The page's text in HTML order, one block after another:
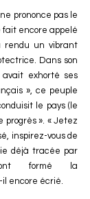
ne prononce pas le
fait encore appelé
rendu un vibrant
Dans son
exhorté ses
», ce peuple
le pays (le
». « Jetez
inspirez-vous de
déjà tracée par
formé la
il encore écrié.